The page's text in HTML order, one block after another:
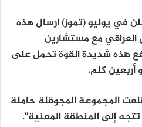
في يوليو (تموز) ارسال هذه
العراقي مع مستشارين
هذه شديدة القوة تحمل على
كلم.
المجموعة المجوقلة حاملة
إلى المنطقة المعنية".